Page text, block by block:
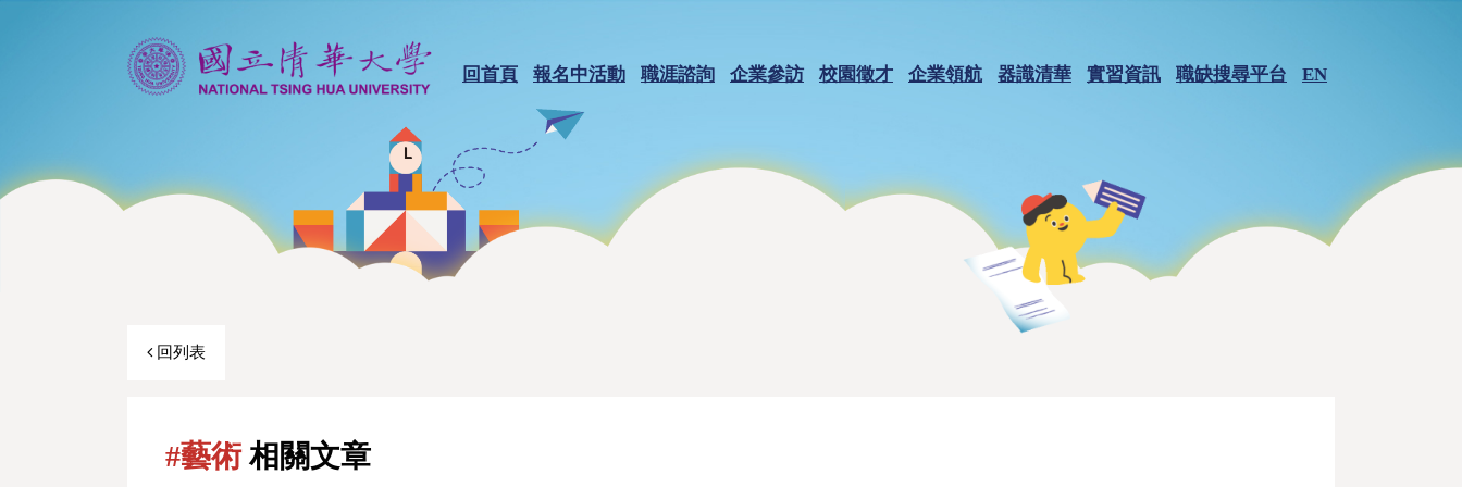
回首頁 報名中活動 職涯諮詢 企業參訪 校園徵才 企業領航 器識清華 實習資訊 職缺搜尋平台 EN
回列表
#藝術相關文章